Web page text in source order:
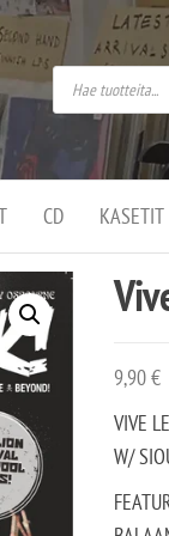
–
on
CD KASETIT
9,90€
VIVE
W/